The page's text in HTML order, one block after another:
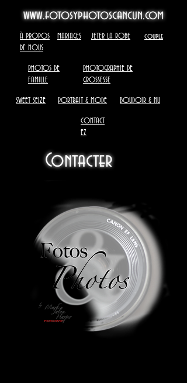
www.fotosyphotoscancun.com
À PROPOS
DE NOUS
MARIAGES JETER LA ROBE couple
PHOTOS DE
FAMILLE
PHOTOGRAPHIE DE
GROSSESSE
SWEET SEIZE PORTRAIT & MODE BOUDOIR & NU
CONTACT
EZ
Contacter